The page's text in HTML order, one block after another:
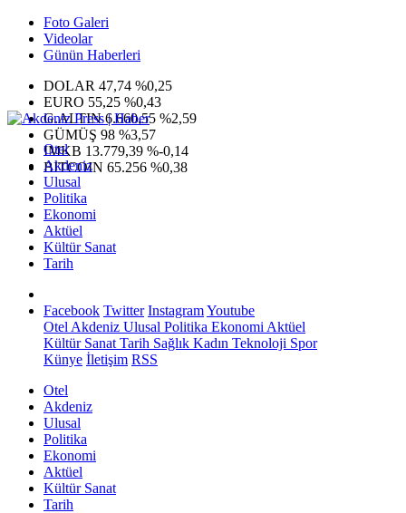
Foto Galeri
Videolar
Günün Haberleri
DOLAR 47,74 %0,25
EURO 55,25 %0,43
G.ALTIN6.660,55 %2,59
GÜMÜŞ 98 %3,57
IMKB 13.779,39 %-0,14
BITCOIN 65.256 %0,38
Otel
Akdeniz
Ulusal
Politika
Ekonomi
Aktüel
Kültür Sanat
Tarih
Facebook Twitter InstagramYoutube
Otel Akdeniz Ulusal Politika Ekonomi Aktüel
Kültür Sanat Tarih Sağlık Kadın Teknoloji Spor
Künye İletişim RSS
Otel
Akdeniz
Ulusal
Politika
Ekonomi
Aktüel
Kültür Sanat
Tarih